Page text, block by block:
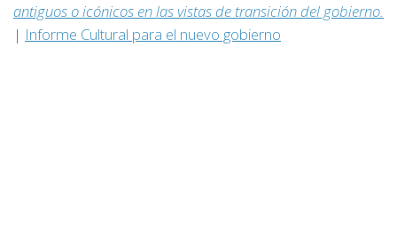
antiguos o icónicos en las vistas de transición del gobierno.
| Informe Cultural para el nuevo gobierno